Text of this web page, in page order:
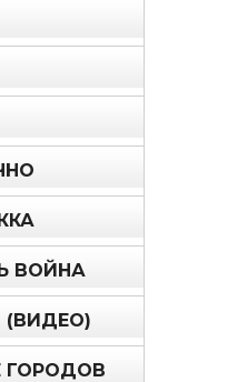
ВОЙНА
(ВИДЕО)
ГОРОДОВ